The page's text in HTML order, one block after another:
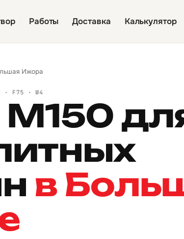
Работы Доставка Калькулятор
Ижора
· F75 · W4
М150
в